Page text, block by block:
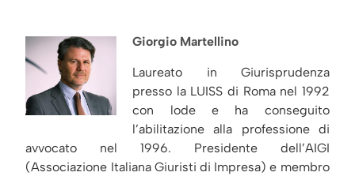
Giorgio Martellino
Laureato in Giurisprudenza
presso la LUISS di Roma nel 1992
con lode e ha conseguito
l’abilitazione alla professione di
avvocato nel 1996. Presidente dell’AIGI
(Associazione Italiana Giuristi di Impresa) e membro